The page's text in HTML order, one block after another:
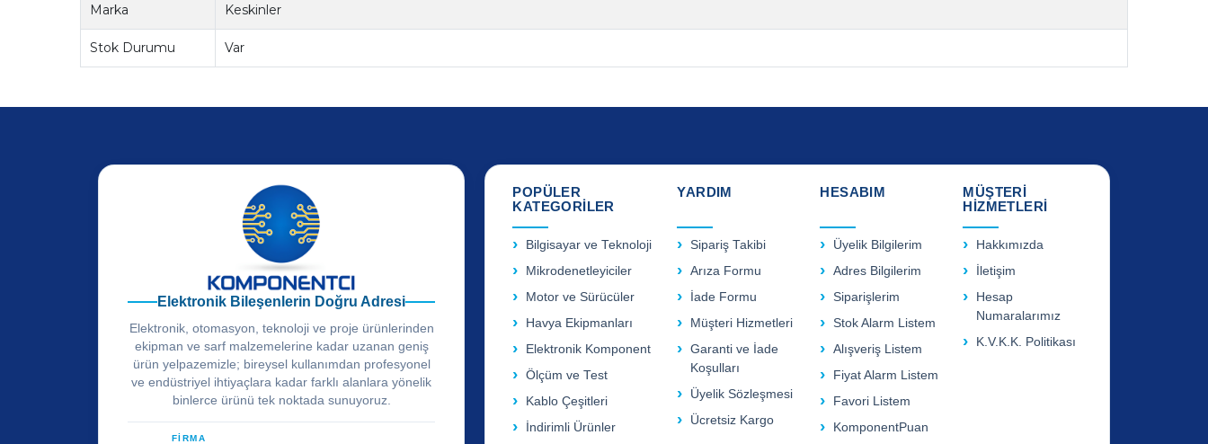
Marka Keskinler
Stok Durumu Var
Elektronik Bileşenlerin Doğru Adresi
Elektronik, otomasyon, teknoloji ve proje ürünlerinden
ekipman ve sarf malzemelerine kadar uzanan geniş
ürün yelpazemizle; bireysel kullanımdan profesyonel
ve endüstriyel ihtiyaçlara kadar farklı alanlara yönelik
binlerce ürünü tek noktada sunuyoruz.
FİRMA
POPÜLER
KATEGORİLER
Bilgisayar ve Teknoloji
Mikrodenetleyiciler
Motor ve Sürücüler
Havya Ekipmanları
Elektronik Komponent
Ölçüm ve Test
Kablo Çeşitleri
İndirimli Ürünler
YARDIM
Sipariş Takibi
Arıza Formu
İade Formu
Müşteri Hizmetleri
Garanti ve İade
Koşulları
Üyelik Sözleşmesi
Ücretsiz Kargo
HESABIM
Üyelik Bilgilerim
Adres Bilgilerim
Siparişlerim
Stok Alarm Listem
Alışveriş Listem
Fiyat Alarm Listem
Favori Listem
KomponentPuan
MÜŞTERİ
HİZMETLERİ
Hakkımızda
İletişim
Hesap
Numaralarımız
K.V.K.K. Politikası